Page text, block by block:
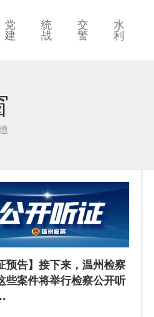
党
建
统
战
交
警
水
利
预告】接下来，温州检察
些案件将举行检察公开听